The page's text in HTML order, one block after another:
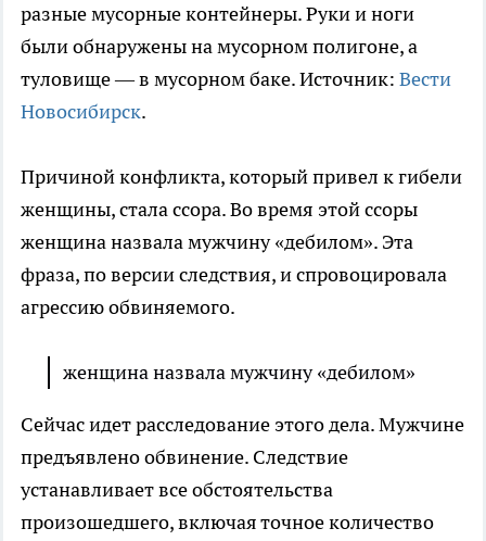
разные мусорные контейнеры. Руки и ноги
были обнаружены на мусорном полигоне, а
туловище — в мусорном баке. Источник: Вести
Новосибирск.
Причиной конфликта, который привел к гибели
женщины, стала ссора. Во время этой ссоры
женщина назвала мужчину «дебилом». Эта
фраза, по версии следствия, и спровоцировала
агрессию обвиняемого.
женщина назвала мужчину «дебилом»
Сейчас идет расследование этого дела. Мужчине
предъявлено обвинение. Следствие
устанавливает все обстоятельства
произошедшего, включая точное количество